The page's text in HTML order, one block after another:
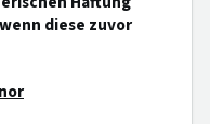
diese zuvor